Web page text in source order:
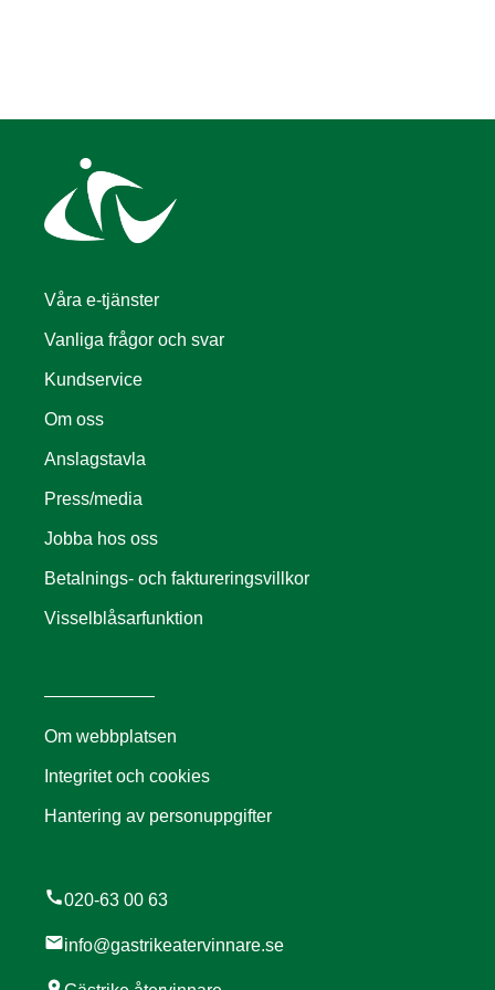
Våra e-tjänster
Vanliga frågor och svar
Kundservice
Om oss
Anslagstavla
Press/media
Jobba hos oss
Betalnings- och faktureringsvillkor
Visselblåsarfunktion
Om webbplatsen
Integritet och cookies
Hantering av personuppgifter
call020-63 00 63
mailinfo@gastrikeatervinnare.se